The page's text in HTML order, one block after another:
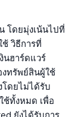
โดยมุ่งเน้นไปที่
วิธีการที่
นฮาร์ดแวร์
ทรัพย์สินผู้ใช้
โดยไม่ได้รับ
ทั้งหมด เพื่อ